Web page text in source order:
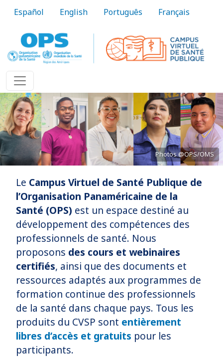
Español English Português Français
Apporter le savoir en pratique
En Savoir Plus
Photos @OPS/OMS
Le Campus Virtuel de Santé Publique de
l’Organisation Panaméricaine de la
Santé (OPS) est un espace destiné au
développement des compétences des
professionnels de santé. Nous
proposons des cours et webinaires
certifiés, ainsi que des documents et
ressources adaptés aux programmes de
formation continue des professionnels
de la santé dans chaque pays. Tous les
produits du CVSP sont entièrement
libres d’accès et gratuits pour les
participants.